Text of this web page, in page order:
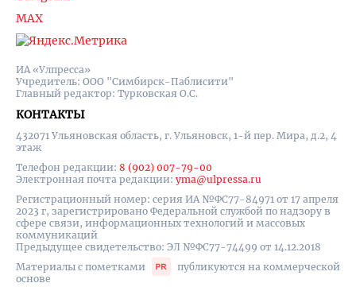
ИА «Улпресса»
Учредитель: ООО "Симбирск-Паблисити"
Главный редактор: Турковская О.С.
КОНТАКТЫ
432071 Ульяновская область, г. Ульяновск, 1-й пер. Мира, д.2, 4
этаж
Телефон редакции: 8 (902) 007-79-00
Электронная почта редакции: yma@ulpressa.ru
Регистрационный номер: серия ИА №ФС77-84971 от 17 апреля
2023 г, зарегистрировано Федеральной службой по надзору в
сфере связи, информационных технологий и массовых
коммуникаций
Предыдущее свидетельство: ЭЛ №ФС77-74499 от 14.12.2018
Материалы с пометками
публикуются на коммерческой
основе
MAX